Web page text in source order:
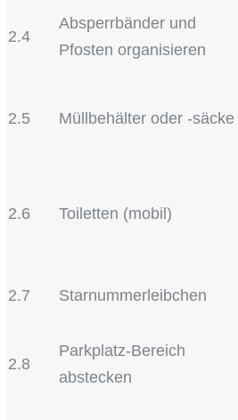
2.4
Absperrbänder und
Pfosten organisieren
2.5 Müllbehälter oder -säcke
2.6 Toiletten (mobil)
2.7 Starnummerleibchen
2.8
Parkplatz-Bereich
abstecken